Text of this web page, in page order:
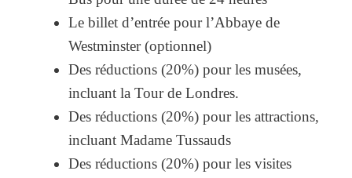
Le billet d’entrée pour l’Abbaye de
Westminster (optionnel)
Des réductions (20%) pour les musées,
incluant la Tour de Londres.
Des réductions (20%) pour les attractions,
incluant Madame Tussauds
Des réductions (20%) pour les visites